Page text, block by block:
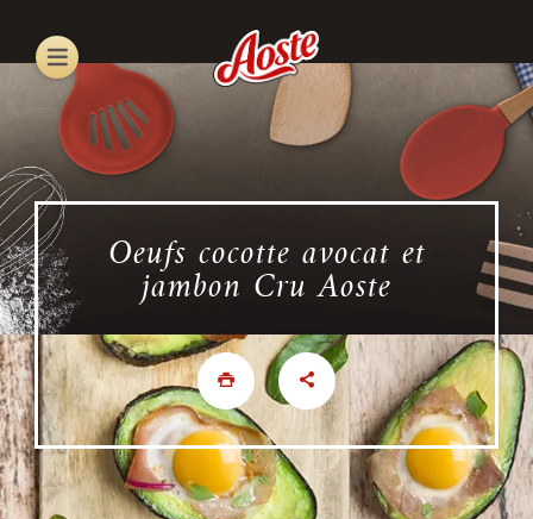
main
content
Oeufs cocotte avocat et
jambon Cru Aoste